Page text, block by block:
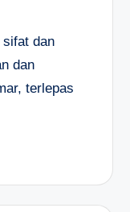
sifat dan
dan
terlepas